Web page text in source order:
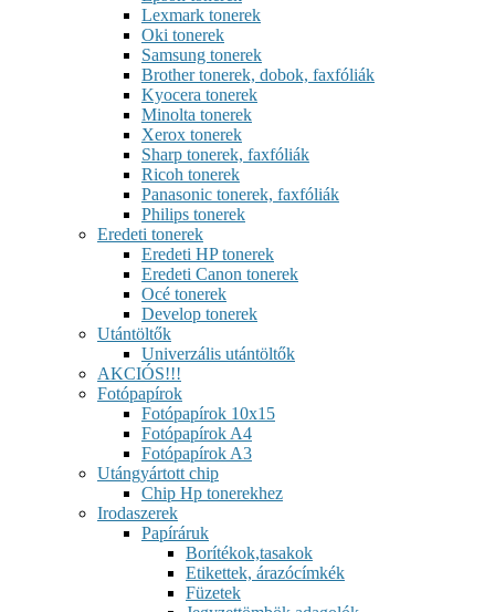
Lexmark tonerek
Oki tonerek
Samsung tonerek
Brother tonerek, dobok, faxfóliák
Kyocera tonerek
Minolta tonerek
Xerox tonerek
Sharp tonerek, faxfóliák
Ricoh tonerek
Panasonic tonerek, faxfóliák
Philips tonerek
Eredeti tonerek
Eredeti HP tonerek
Eredeti Canon tonerek
Océ tonerek
Develop tonerek
Utántöltők
Univerzális utántöltők
AKCIÓS!!!
Fotópapírok
Fotópapírok 10x15
Fotópapírok A4
Fotópapírok A3
Utángyártott chip
Chip Hp tonerekhez
Irodaszerek
Papíráruk
Borítékok,tasakok
Etikettek, árazócímkék
Füzetek